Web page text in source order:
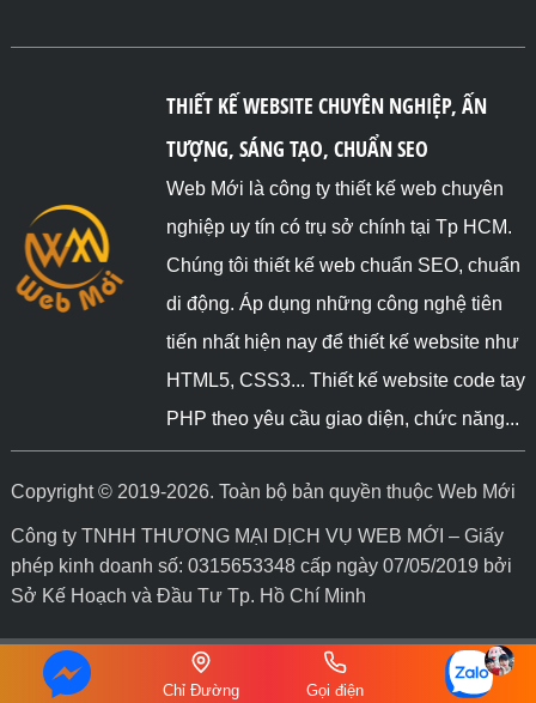
THIẾT KẾ WEBSITE CHUYÊN NGHIỆP, ẤN
TƯỢNG, SÁNG TẠO, CHUẨN SEO
Web Mới là công ty thiết kế web chuyên
nghiệp uy tín có trụ sở chính tại Tp HCM.
Chúng tôi thiết kế web chuẩn SEO, chuẩn
di động. Áp dụng những công nghệ tiên
tiến nhất hiện nay để thiết kế website như
HTML5, CSS3... Thiết kế website code tay
PHP theo yêu cầu giao diện, chức năng...
Copyright © 2019-2026. Toàn bộ bản quyền thuộc Web Mới
Công ty TNHH THƯƠNG MẠI DỊCH VỤ WEB MỚI – Giấy
phép kinh doanh số: 0315653348 cấp ngày 07/05/2019 bởi
Sở Kế Hoạch và Đầu Tư Tp. Hồ Chí Minh
Chỉ Đường Gọi điện